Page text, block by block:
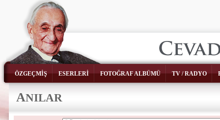
ÖZGEÇMİŞ ESERLERİ FOTOĞRAF ALBÜMÜ TV / RADYO
ANILAR